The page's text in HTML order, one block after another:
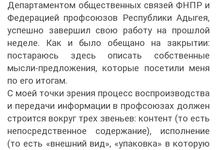
Департаментом общественных связей ФНПР и
Федерацией профсоюзов Республики Адыгея,
успешно завершил свою работу на прошлой
неделе. Как и было обещано на закрытии:
постараюсь здесь описать собственные
мысли-предложения, которые посетили меня
по его итогам.
С моей точки зрения процесс воспроизводства
и передачи информации в профсоюзах должен
строится вокруг трех звеньев: контент (то есть
непосредственное содержание), исполнение
(то есть «внешний вид», «упаковка» в которую